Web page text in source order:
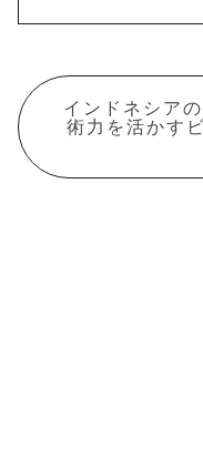
インドネシア
術力を活かす